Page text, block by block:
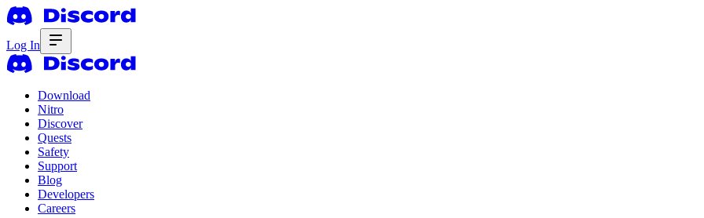
Log In
Download
Nitro
Discover
Quests
Safety
Support
Blog
Developers
Careers